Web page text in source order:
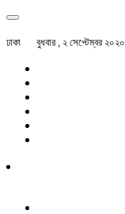
ঢাকা বুধবার , ২ সেপ্টেম্বর ২০২০